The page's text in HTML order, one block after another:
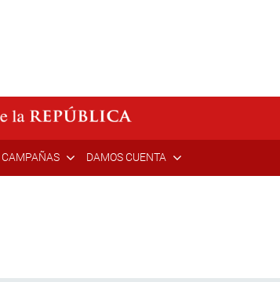
CAMPAÑAS DAMOS CUENTA